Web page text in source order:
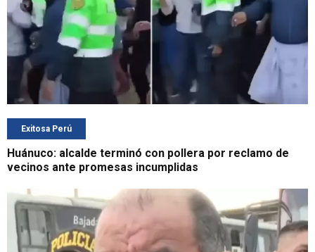
Exitosa Perú
Huánuco: alcalde terminó con pollera por reclamo de
vecinos ante promesas incumplidas